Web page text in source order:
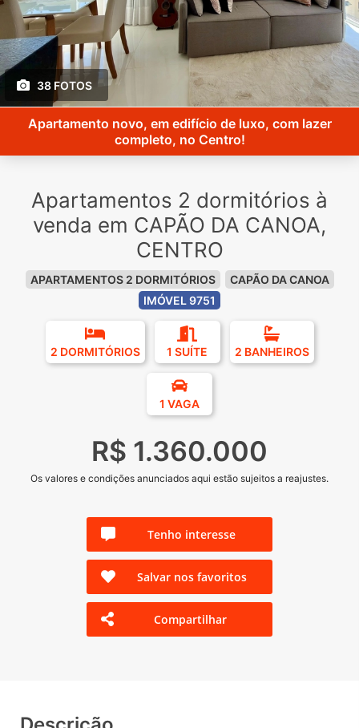
38 FOTOS
Apartamento novo, em edifício de luxo, com lazer
completo, no Centro!
Apartamentos 2 dormitórios à
venda em CAPÃO DA CANOA,
CENTRO
APARTAMENTOS 2 DORMITÓRIOS
CAPÃO DA CANOA
IMÓVEL 9751
2 DORMITÓRIOS 1 SUÍTE 2 BANHEIROS
1 VAGA
R$ 1.360.000
Os valores e condições anunciados aqui estão sujeitos a reajustes.
Tenho interesse
Salvar nos favoritos
Compartilhar